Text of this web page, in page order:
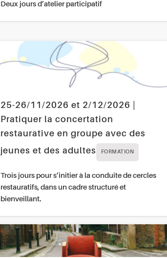
Deux jours d’atelier participatif
25-26/11/2026 et 2/12/2026 |
Pratiquer la concertation
restaurative en groupe avec des
jeunes et des adultes
FORMATION
Trois jours pour s’initier à la conduite de cercles
restauratifs, dans un cadre structuré et
bienveillant.